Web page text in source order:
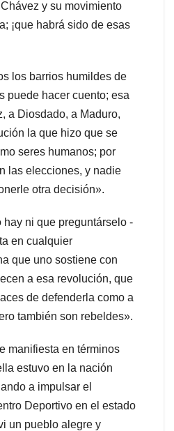
y su movimiento
¡que habrá sido de esas
los barrios humildes de
puede hacer cuento; esa
a Diosdado, a Maduro,
la que hizo que se
seres humanos; por
las elecciones, y nadie
otra decisión».
ni que preguntárselo -
en cualquier
que uno sostiene con
a esa revolución, que
de defenderla como a
también son rebeldes».
manifiesta en términos
estuvo en la nación
a impulsar el
Deportivo en el estado
un pueblo alegre y